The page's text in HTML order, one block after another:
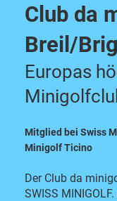
Club da
Breil/
Europas
Mitglied bei Swiss
Minigolf Ticino
Der Club da
SWISS